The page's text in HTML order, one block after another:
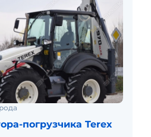
погрузчика Terex